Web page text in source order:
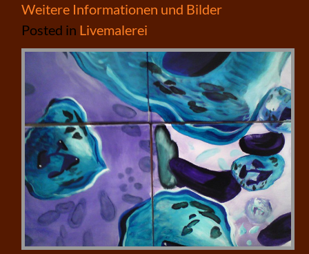
Weitere Informationen und Bilder
Posted in Livemalerei